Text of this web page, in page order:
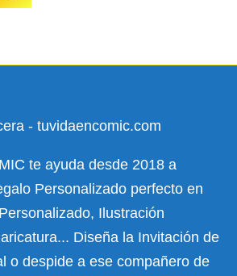
te ayuda desde 2018 a
Personalizado perfecto en
Ilustración
Diseña la Invitación de
o despide a ese compañero de